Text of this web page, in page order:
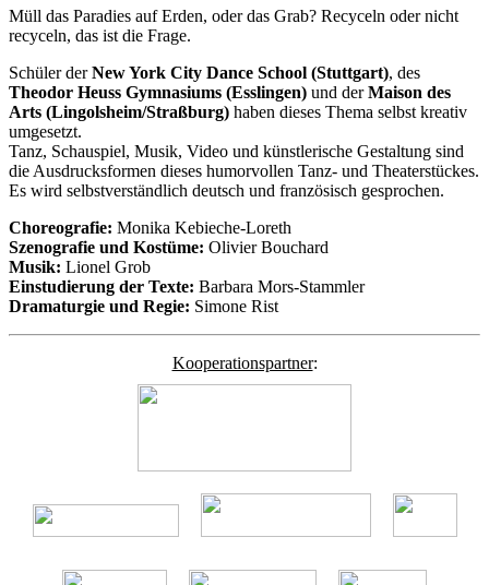
Müll das Paradies auf Erden, oder das Grab? Recyceln oder nicht
recyceln, das ist die Frage.
Schüler derNew York City Dance School (Stuttgart), des
Theodor Heuss Gymnasiums (Esslingen) und derMaison des
Arts (Lingolsheim/Straßburg) haben dieses Thema selbst kreativ
umgesetzt.
Tanz, Schauspiel, Musik, Video und künstlerische Gestaltung sind
die Ausdrucksformen dieses humorvollen Tanz- und Theaterstückes.
Es wird selbstverständlich deutsch und französisch gesprochen.
Choreografie: Monika Kebieche-Loreth
Szenografie und Kostüme: Olivier Bouchard
Musik: Lionel Grob
Einstudierung der Texte: Barbara Mors-Stammler
Dramaturgie und Regie: Simone Rist
Kooperationspartner: